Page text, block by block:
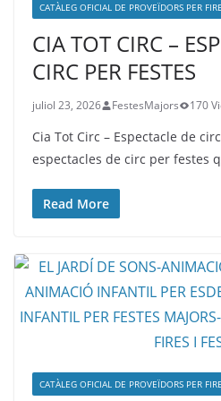
CATÀLEG OFICIAL DE PROVEÏDORS PER
CIA TOT CIRC –
CIRC PER FESTES
juliol 23, 2026 FestesMajors 170
Cia Tot Circ – Espectacle de
espectacles de circ per festes
Read More
CATÀLEG OFICIAL DE PROVEÏDORS PER